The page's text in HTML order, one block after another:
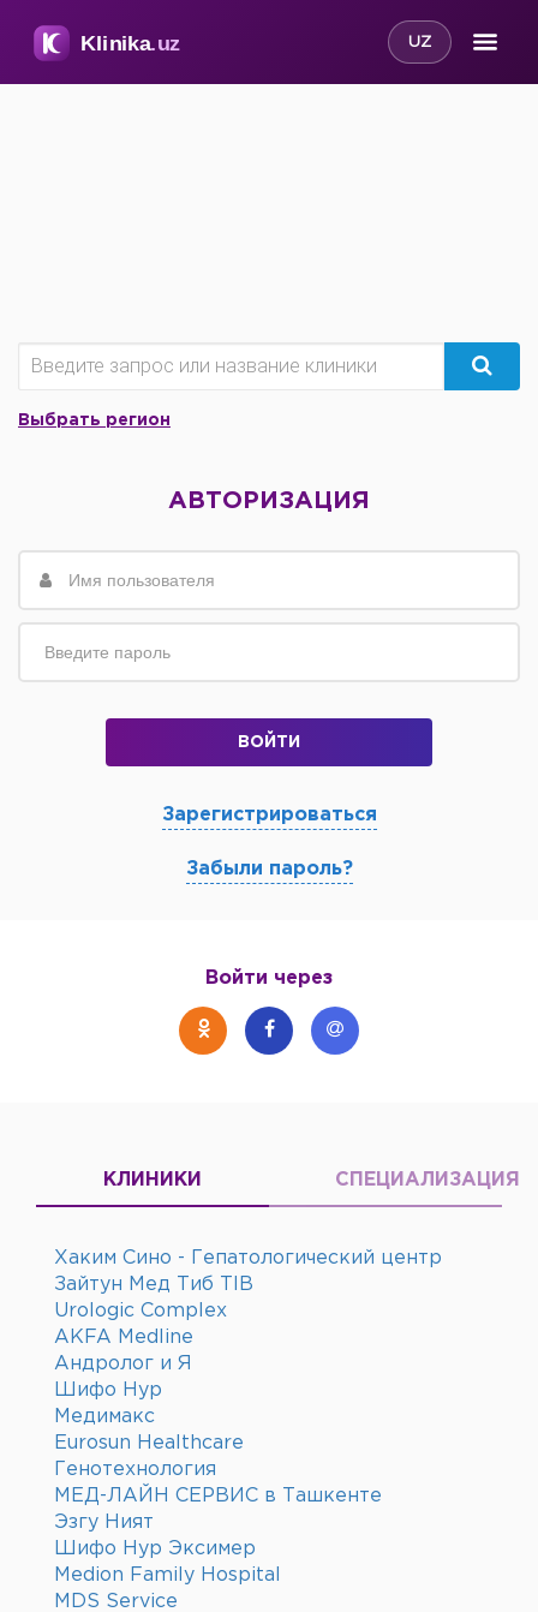
UZ
Выбрать регион
АВТОРИЗАЦИЯ
ВОЙТИ
Зарегистрироваться
Забыли пароль?
Войти через
КЛИНИКИ СПЕЦИАЛИЗАЦИЯ
Хаким Сино - Гепатологический центр
Зайтун Мед Тиб TIB
Urologic Complex
AKFA Medline
Андролог и Я
Шифо Нур
Медимакс
Eurosun Healthcare
Генотехнология
МЕД-ЛАЙН СЕРВИС в Ташкенте
Эзгу Ният
Шифо Нур Эксимер
Medion Family Hospital
MDS Service